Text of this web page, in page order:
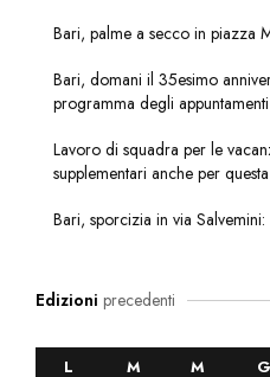
Bari, palme a secco in piazza
Bari, domani il 35esimo
programma degli appuntamenti
Lavoro di squadra per le
supplementari anche per
Bari, sporcizia in via
Edizioni precedenti
L M M G